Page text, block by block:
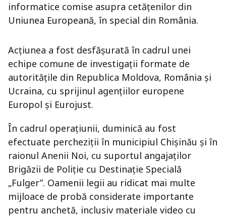
informatice comise asupra cetățenilor din
Uniunea Europeană, în special din România.
Acțiunea a fost desfășurată în cadrul unei
echipe comune de investigații formate de
autoritățile din Republica Moldova, România și
Ucraina, cu sprijinul agențiilor europene
Europol și Eurojust.
În cadrul operațiunii, duminică au fost
efectuate percheziții în municipiul Chișinău și în
raionul Anenii Noi, cu suportul angajaților
Brigăzii de Poliție cu Destinație Specială
„Fulger”. Oamenii legii au ridicat mai multe
mijloace de probă considerate importante
pentru anchetă, inclusiv materiale video cu